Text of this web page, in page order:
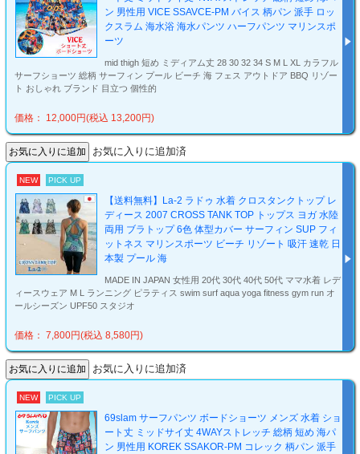
ン 男性用 VICE SSAVCE-PM バイス 柄パン 派手 ロッ
クスラム 海水浴 海水パンツ ハーフパンツ マリンスポ
ーツ
mid thigh 短め ミディアム丈 28 30 32 34 S M L XL カラフル
サーフショーツ 総柄 サーフィン プール ビーチ 海 フェス アウトドア BBQ リゾー
ト おしゃれ ブランド 目立つ 個性的
価格： 12,000円(税込 13,200円)
お気に入りに追加済
NEW PICK UP
【送料無料】La-2 ラドゥ 水着 クロスタンクトップ レ
ディース 2007 CROSS TANK TOP トップス ヨガ 水陸
両用 ブラトップ 6色 体型カバー サーフィン SUP フィ
ットネス マリンスポーツ ビーチ リゾート 吸汗 速乾 日
本製 プール 海
MADE IN JAPAN 女性用 20代 30代 40代 50代 ママ水着 レデ
ィースウェア M L ランニング ピラティス swim surf aqua yoga fitness gym run オ
ールシーズン UPF50 スタジオ
価格： 7,800円(税込 8,580円)
お気に入りに追加済
NEW PICK UP
69slam サーフパンツ ボードショーツ メンズ 水着 ショ
ート丈 ミッドサイ丈 4WAYストレッチ 総柄 短め 海パ
ン 男性用 KOREK SSAKOR-PM コレック 柄パン 派手